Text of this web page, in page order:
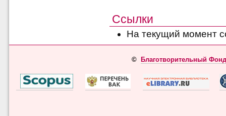
Ссылки
На текущий момент
© Благотворительный